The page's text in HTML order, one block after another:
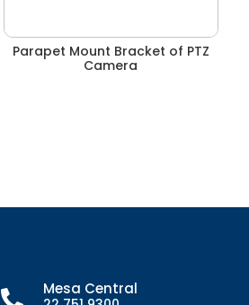
Parapet Mount Bracket of PTZ
Camera
 Mesa Central